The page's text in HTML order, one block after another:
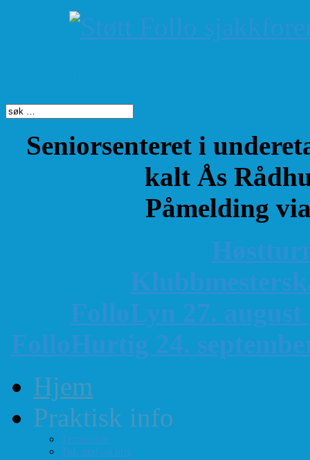
Seniorsenteret i
kalt Ås
Påmelding
K
FolloLyn 27. august
FolloHurtig 24.
Hjem
Praktisk info
Terminliste
Tid, sted og pris